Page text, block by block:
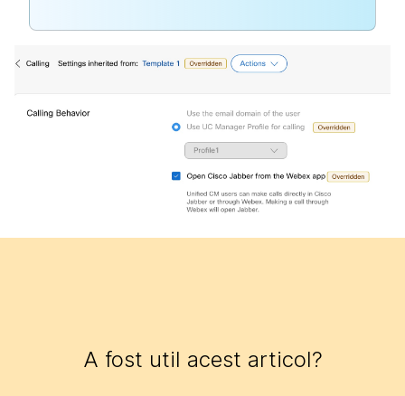
A fost util acest articol?